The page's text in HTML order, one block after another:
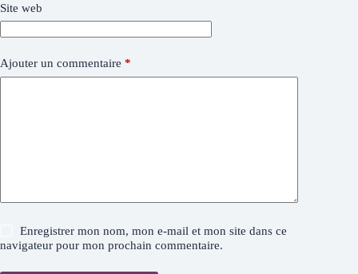
Site web
Ajouter un commentaire *
Enregistrer mon nom, mon e-mail et mon site dans ce
navigateur pour mon prochain commentaire.